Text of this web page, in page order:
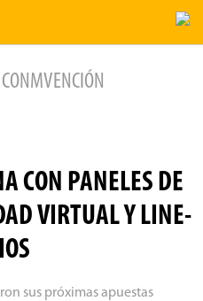
CON PANELES DE
VIRTUAL Y LINE-
sus próximas apuestas